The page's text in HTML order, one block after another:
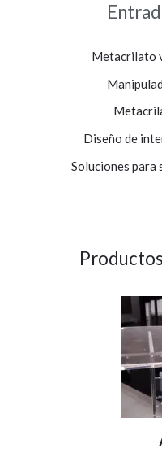
Metacrilato
Diseño de
Soluciones